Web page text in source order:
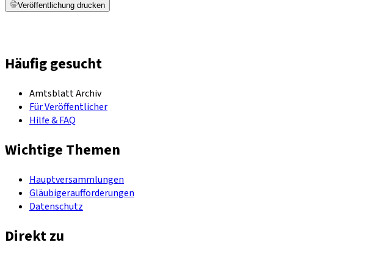
Veröffentlichung drucken
Häufig gesucht
Amtsblatt Archiv
Für Veröffentlicher
Hilfe & FAQ
Wichtige Themen
Hauptversammlungen
Gläubigeraufforderungen
Datenschutz
Direkt zu